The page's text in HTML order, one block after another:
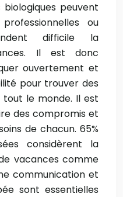
peuvent
ou
difficile la
Il est donc
ouvertement et
pour trouver des
le monde. Il est
des compromis et
de chacun. 65%
considèrent la
vacances comme
communication et
sont essentielles